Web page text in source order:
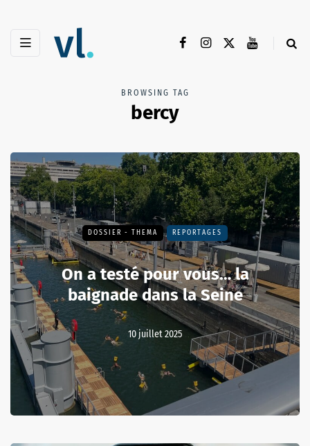
BROWSING TAG
bercy
DOSSIER - THEMA REPORTAGES
On a testé pour vous… la
baignade dans la Seine
10 juillet 2025